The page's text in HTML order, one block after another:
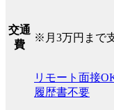
交通
費
※月3万円まで
リモート面接
履歴書不要